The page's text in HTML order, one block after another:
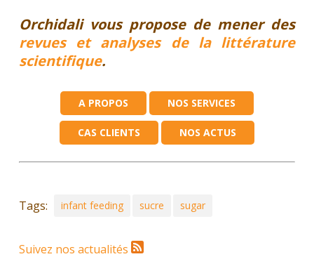
Orchidali vous propose de mener des
revues et analyses de la littérature
scientifique.
A PROPOS NOS SERVICES
CAS CLIENTS NOS ACTUS
Tags: infant feeding sucre sugar
Suivez nos actualités